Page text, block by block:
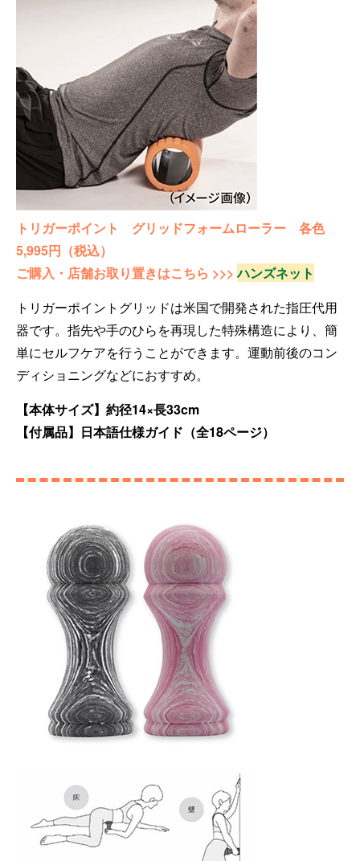
トリガーポイント グリッドフォームローラー 各色
5,995円（税込）
ご購入・店舗お取り置きはこちら >>>ハンズネット
トリガーポイントグリッドは米国で開発された指圧代用
器です。指先や手のひらを再現した特殊構造により、簡
単にセルフケアを行うことができます。運動前後のコン
ディショニングなどにおすすめ。
【本体サイズ】約径14×長33cm
【付属品】日本語仕様ガイド（全18ページ）